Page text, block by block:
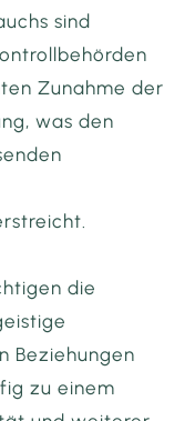
sind
Zunahme der
was den
die
Beziehungen
zu einem